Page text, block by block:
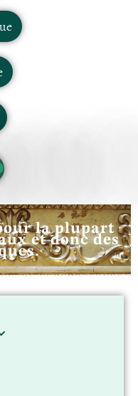
la plupart
et donc des